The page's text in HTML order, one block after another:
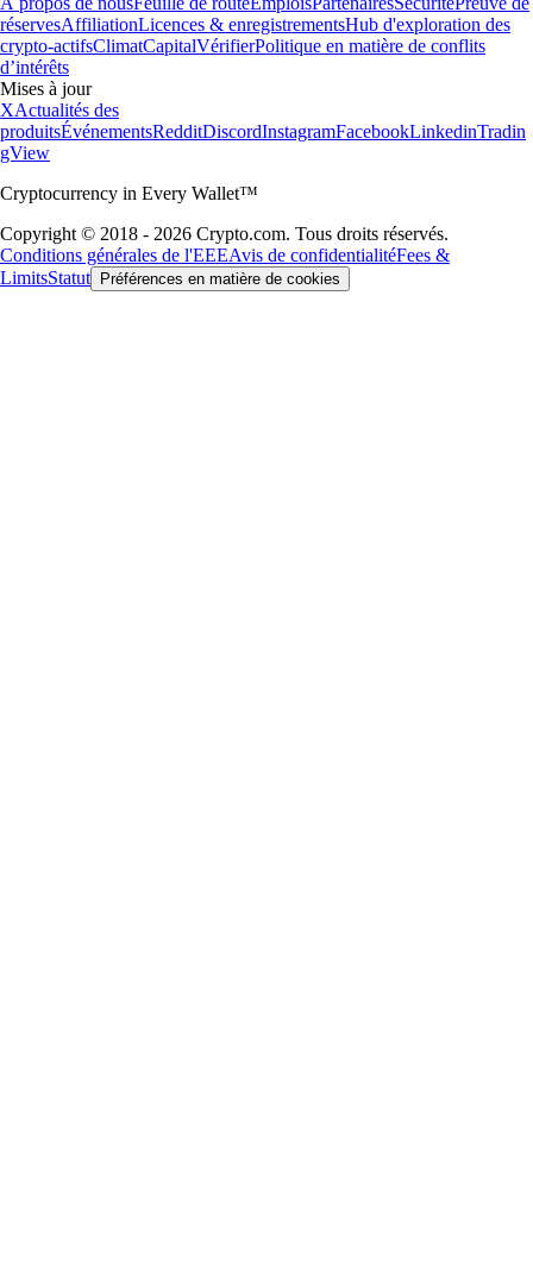
réservesAffiliationLicences & enregistrementsHub d'exploration des
crypto-actifsClimatCapitalVérifierPolitique en matière de conflits
d’intérêts
Mises à jour
XActualités des
produitsÉvénementsRedditDiscordInstagramFacebookLinkedinTradin
gView
Cryptocurrency in Every Wallet™
Copyright © 2018 - 2026 Crypto.com. Tous droits réservés.
Conditions générales de l'EEEAvis de confidentialitéFees &
LimitsStatut Préférences en matière de cookies